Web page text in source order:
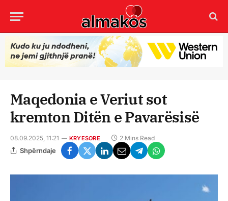
Maqedonia e Veriut sot
kremton Ditën e Pavarësisë
08.09.2025, 11:21 KRYESORE 2 Mins Read
Shpërndaje